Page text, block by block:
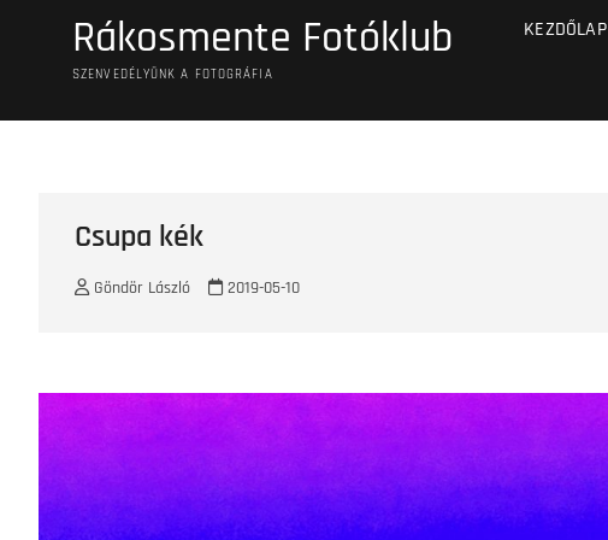
Rákosmente Fotóklub
SZENVEDÉLYÜNK A FOTOGRÁFIA
KEZDŐLAP
Csupa kék
Göndör László 2019-05-10